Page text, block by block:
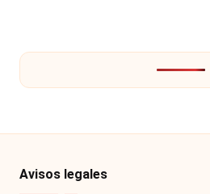
Avisos legales